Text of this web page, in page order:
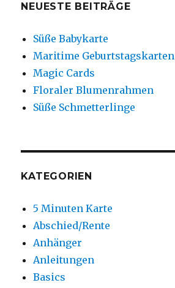
NEUESTE BEITRÄGE
Süße Babykarte
Maritime Geburtstagskarten
Magic Cards
Floraler Blumenrahmen
Süße Schmetterlinge
KATEGORIEN
5 Minuten Karte
Abschied/Rente
Anhänger
Anleitungen
Basics